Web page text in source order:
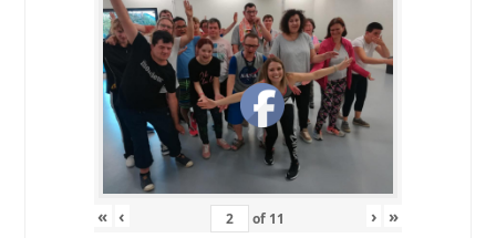
« ‹ of 11 › »